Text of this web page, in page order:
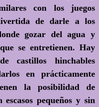
con los juegos
de darle a los
gozar del agua y
se entretienen. Hay
castillos hinchables
en prácticamente
la posibilidad de
pequeños y sin